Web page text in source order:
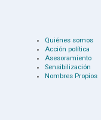
Quiénes somos
Acción política
Asesoramiento
Sensibilización
Nombres Propios